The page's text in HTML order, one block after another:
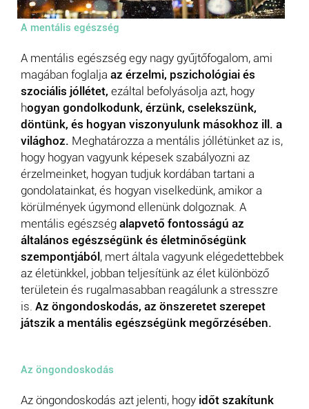
A mentális egészség
A mentális egészség egy nagy gyűjtőfogalom, ami
magában foglalja az érzelmi, pszichológiai és
szociális jóllétet, ezáltal befolyásolja azt, hogy
hogyan gondolkodunk, érzünk, cselekszünk,
döntünk, és hogyan viszonyulunk másokhoz ill. a
világhoz. Meghatározza a mentális jóllétünket az is,
hogy hogyan vagyunk képesek szabályozni az
érzelmeinket, hogyan tudjuk kordában tartani a
gondolatainkat, és hogyan viselkedünk, amikor a
körülmények úgymond ellenünk dolgoznak. A
mentális egészség alapvető fontosságú az
általános egészségünk és életminőségünk
szempontjából , mert általa vagyunk elégedettebbek
az életünkkel, jobban teljesítünk az élet különböző
területein és rugalmasabban reagálunk a stresszre
is. Az öngondoskodás, az önszeretet szerepet
játszik a mentális egészségünk megőrzésében.
Az öngondoskodás
Az öngondoskodás azt jelenti, hogy időt szakítunk